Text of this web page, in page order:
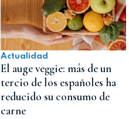
Actualidad
El auge veggie: más de un
tercio de los españoles ha
reducido su consumo de
carne